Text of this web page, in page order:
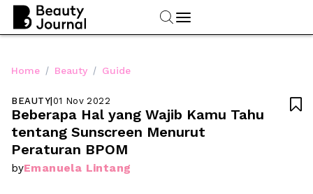
Home / Beauty / Guide
BEAUTY|01 Nov 2022
Beberapa Hal yang Wajib Kamu Tahu
tentang Sunscreen Menurut
byEmanuela Lintang
